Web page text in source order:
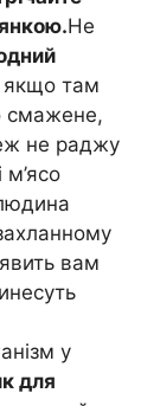
Не
якщо там
смажене,
не раджу
вам
у
для